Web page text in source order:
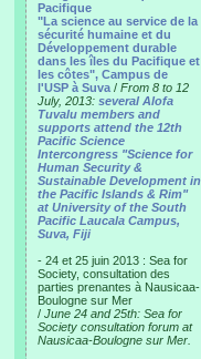
Pacifique
"La science au service de la
sécurité humaine et du
Développement durable
dans les îles du Pacifique et
les côtes", Campus de
l'USP à Suva / From 8 to 12
July, 2013: several Alofa
Tuvalu members and
supports attend the 12th
Pacific Science
Intercongress "Science for
Human Security &
Sustainable Development in
the Pacific Islands & Rim"
at University of the South
Pacific Laucala Campus,
Suva, Fiji
- 24 et 25 juin 2013 : Sea for
Society, consultation des
parties prenantes à Nausicaa-
Boulogne sur Mer
/ June 24 and 25th: Sea for
Society consultation forum at
Nausicaa-Boulogne sur Mer.